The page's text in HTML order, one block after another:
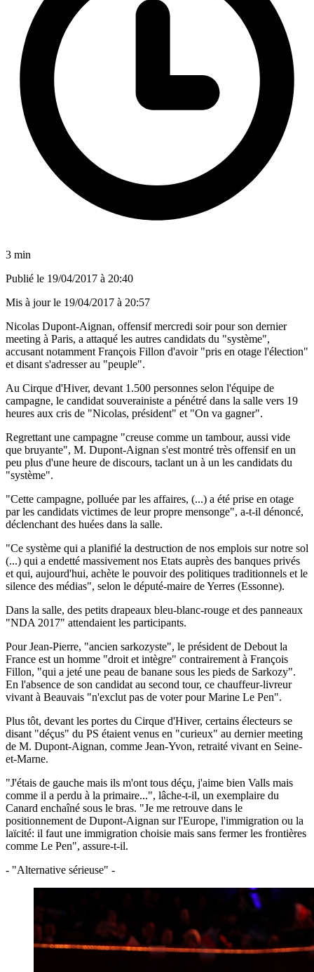
3 min
Publié le 19/04/2017 à 20:40
Mis à jour le 19/04/2017 à 20:57
Nicolas Dupont-Aignan, offensif mercredi soir pour son dernier
meeting à Paris, a attaqué les autres candidats du "système",
accusant notamment François Fillon d'avoir "pris en otage l'élection"
et disant s'adresser au "peuple".
Au Cirque d'Hiver, devant 1.500 personnes selon l'équipe de
campagne, le candidat souverainiste a pénétré dans la salle vers 19
heures aux cris de "Nicolas, président" et "On va gagner".
Regrettant une campagne "creuse comme un tambour, aussi vide
que bruyante", M. Dupont-Aignan s'est montré très offensif en un
peu plus d'une heure de discours, taclant un à un les candidats du
"système".
"Cette campagne, polluée par les affaires, (...) a été prise en otage
par les candidats victimes de leur propre mensonge", a-t-il dénoncé,
déclenchant des huées dans la salle.
"Ce système qui a planifié la destruction de nos emplois sur notre sol
(...) qui a endetté massivement nos Etats auprès des banques privés
et qui, aujourd'hui, achète le pouvoir des politiques traditionnels et le
silence des médias", selon le député-maire de Yerres (Essonne).
Dans la salle, des petits drapeaux bleu-blanc-rouge et des panneaux
"NDA 2017" attendaient les participants.
Pour Jean-Pierre, "ancien sarkozyste", le président de Debout la
France est un homme "droit et intègre" contrairement à François
Fillon, "qui a jeté une peau de banane sous les pieds de Sarkozy".
En l'absence de son candidat au second tour, ce chauffeur-livreur
vivant à Beauvais "n'exclut pas de voter pour Marine Le Pen".
Plus tôt, devant les portes du Cirque d'Hiver, certains électeurs se
disant "déçus" du PS étaient venus en "curieux" au dernier meeting
de M. Dupont-Aignan, comme Jean-Yvon, retraité vivant en Seine-
et-Marne.
"J'étais de gauche mais ils m'ont tous déçu, j'aime bien Valls mais
comme il a perdu à la primaire...", lâche-t-il, un exemplaire du
Canard enchaîné sous le bras. "Je me retrouve dans le
positionnement de Dupont-Aignan sur l'Europe, l'immigration ou la
laïcité: il faut une immigration choisie mais sans fermer les frontières
comme Le Pen", assure-t-il.
- "Alternative sérieuse" -